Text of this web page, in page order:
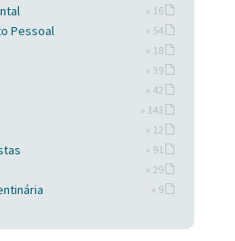
» 16
Pessoal » 54
» 18
» 39
» 42
» 143
» 12
» 91
» 29
» 9